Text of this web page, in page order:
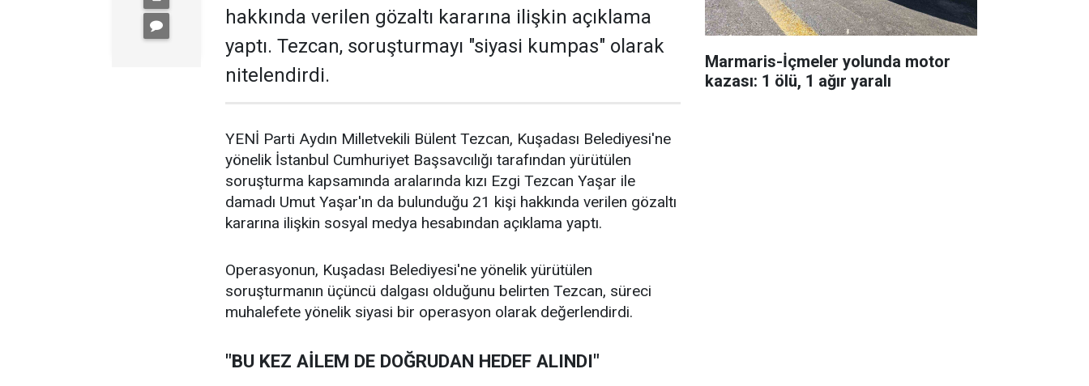
hakkında verilen gözaltı kararına ilişkin açıklama
yaptı. Tezcan, soruşturmayı "siyasi kumpas" olarak
nitelendirdi.
YENİ Parti Aydın Milletvekili Bülent Tezcan, Kuşadası Belediyesi'ne
yönelik İstanbul Cumhuriyet Başsavcılığı tarafından yürütülen
soruşturma kapsamında aralarında kızı Ezgi Tezcan Yaşar ile
damadı Umut Yaşar'ın da bulunduğu 21 kişi hakkında verilen gözaltı
kararına ilişkin sosyal medya hesabından açıklama yaptı.
Operasyonun, Kuşadası Belediyesi'ne yönelik yürütülen
soruşturmanın üçüncü dalgası olduğunu belirten Tezcan, süreci
muhalefete yönelik siyasi bir operasyon olarak değerlendirdi.
"BU KEZ AİLEM DE DOĞRUDAN HEDEF ALINDI"
Marmaris-İçmeler yolunda motor
kazası: 1 ölü, 1 ağır yaralı